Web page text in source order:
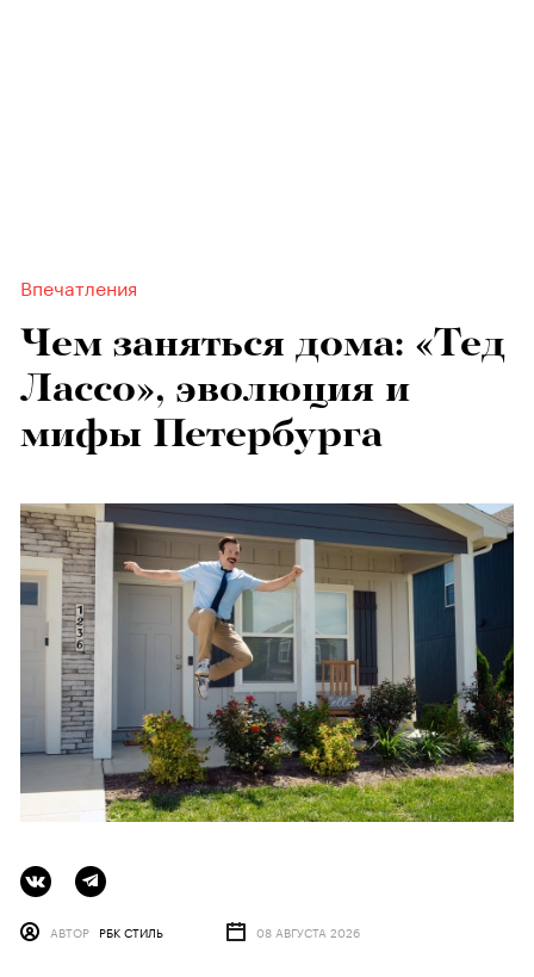
Впечатления
Чем заняться дома: «Тед
Лассо», эволюция и
мифы Петербурга
АВТОР РБК СТИЛЬ 08 АВГУСТА 2026